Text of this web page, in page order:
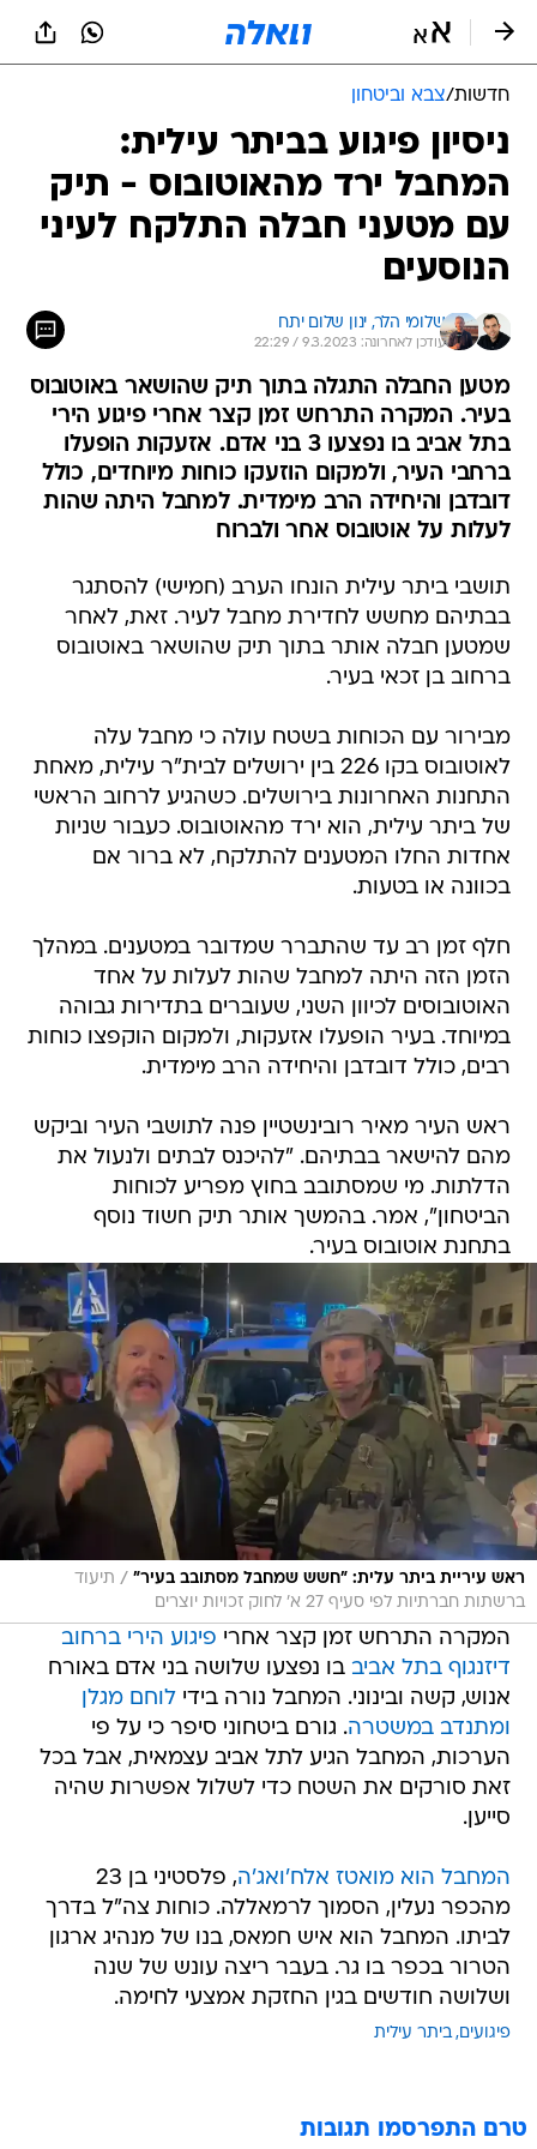
חדשות/צבא וביטחון
ניסיון פיגוע בביתר עילית:
המחבל ירד מהאוטובוס - תיק
עם מטעני חבלה התלקח לעיני
הנוסעים
שלומי הלר, ינון שלום יתח
עודכן לאחרונה: 9.3.2023 / 22:29
מטען החבלה התגלה בתוך תיק שהושאר באוטובוס
בעיר. המקרה התרחש זמן קצר אחרי פיגוע הירי
בתל אביב בו נפצעו 3 בני אדם. אזעקות הופעלו
ברחבי העיר, ולמקום הוזעקו כוחות מיוחדים, כולל
דובדבן והיחידה הרב מימדית. למחבל היתה שהות
לעלות על אוטובוס אחר ולברוח
תושבי ביתר עילית הונחו הערב (חמישי) להסתגר
בבתיהם מחשש לחדירת מחבל לעיר. זאת, לאחר
שמטען חבלה אותר בתוך תיק שהושאר באוטובוס
ברחוב בן זכאי בעיר.
מבירור עם הכוחות בשטח עולה כי מחבל עלה
לאוטובוס בקו 226 בין ירושלים לבית"ר עילית, מאחת
התחנות האחרונות בירושלים. כשהגיע לרחוב הראשי
של ביתר עילית, הוא ירד מהאוטובוס. כעבור שניות
אחדות החלו המטענים להתלקח, לא ברור אם
בכוונה או בטעות.
חלף זמן רב עד שהתברר שמדובר במטענים. במהלך
הזמן הזה היתה למחבל שהות לעלות על אחד
האוטובוסים לכיוון השני, שעוברים בתדירות גבוהה
במיוחד. בעיר הופעלו אזעקות, ולמקום הוקפצו כוחות
רבים, כולל דובדבן והיחידה הרב מימדית.
ראש העיר מאיר רובינשטיין פנה לתושבי העיר וביקש
מהם להישאר בבתיהם. "להיכנס לבתים ולנעול את
הדלתות. מי שמסתובב בחוץ מפריע לכוחות
הביטחון", אמר. בהמשך אותר תיק חשוד נוסף
בתחנת אוטובוס בעיר.
ראש עיריית ביתר עלית: "חשש שמחבל מסתובב בעיר" / תיעוד
ברשתות חברתיות לפי סעיף 27 א' לחוק זכויות יוצרים
המקרה התרחש זמן קצר אחרי פיגוע הירי ברחוב
דיזנגוף בתל אביב בו נפצעו שלושה בני אדם באורח
אנוש, קשה ובינוני. המחבל נורה בידילוחם מגלן
ומתנדב במשטרה. גורם ביטחוני סיפר כי על פי
הערכות, המחבל הגיע לתל אביב עצמאית, אבל בכל
זאת סורקים את השטח כדי לשלול אפשרות שהיה
סייען.
המחבל הוא מואטז אלח'ואג'ה
, פלסטיני בן 23
מהכפר נעלין, הסמוך לרמאללה. כוחות צה"ל בדרך
לביתו. המחבל הוא איש חמאס, בנו של מנהיג ארגון
הטרור בכפר בו גר. בעבר ריצה עונש של שנה
ושלושה חודשים בגין החזקת אמצעי לחימה.
פיגועים ביתר עילית
טרם התפרסמו תגובות